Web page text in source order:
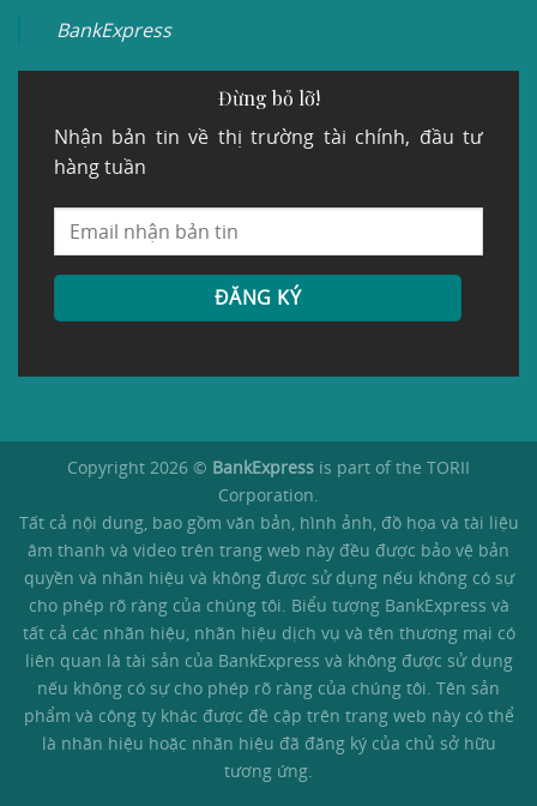
BankExpress
Đừng bỏ lỡ!
Nhận bản tin về thị trường tài chính, đầu tư
hàng tuần
Copyright 2026 © BankExpress is part of the TORII
Corporation.
Tất cả nội dung, bao gồm văn bản, hình ảnh, đồ họa và tài liệu
âm thanh và video trên trang web này đều được bảo vệ bản
quyền và nhãn hiệu và không được sử dụng nếu không có sự
cho phép rõ ràng của chúng tôi. Biểu tượng BankExpress và
tất cả các nhãn hiệu, nhãn hiệu dịch vụ và tên thương mại có
liên quan là tài sản của BankExpress và không được sử dụng
nếu không có sự cho phép rõ ràng của chúng tôi. Tên sản
phẩm và công ty khác được đề cập trên trang web này có thể
là nhãn hiệu hoặc nhãn hiệu đã đăng ký của chủ sở hữu
tương ứng.